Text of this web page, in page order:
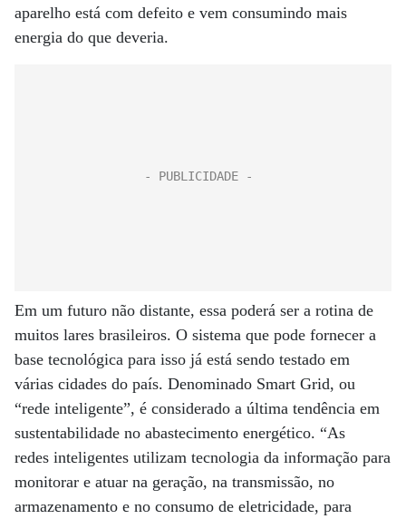
aparelho está com defeito e vem consumindo mais
energia do que deveria.
Em um futuro não distante, essa poderá ser a rotina de
muitos lares brasileiros. O sistema que pode fornecer a
base tecnológica para isso já está sendo testado em
várias cidades do país. Denominado Smart Grid, ou
“rede inteligente”, é considerado a última tendência em
sustentabilidade no abastecimento energético. “As
redes inteligentes utilizam tecnologia da informação para
monitorar e atuar na geração, na transmissão, no
armazenamento e no consumo de eletricidade, para